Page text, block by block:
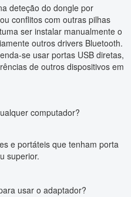
deteção do dongle por
conflitos com outras pilhas
ser instalar manualmente o
outros drivers Bluetooth.
se usar portas USB diretas,
de outros dispositivos em
computador?
e portáteis que tenham porta
superior.
usar o adaptador?